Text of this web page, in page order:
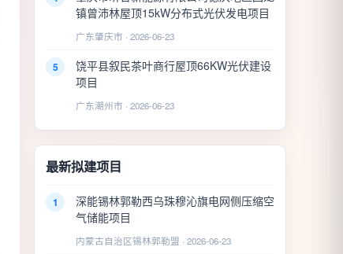
镇曾沛林屋顶15kW分布式光伏发电项目
广东肇庆市 · 2026-06-23
5
饶平县叙民茶叶商行屋顶66KW光伏建设
项目
广东潮州市 · 2026-06-23
最新拟建项目
1
深能锡林郭勒西乌珠穆沁旗电网侧压缩空
气储能项目
内蒙古自治区锡林郭勒盟 · 2026-06-23